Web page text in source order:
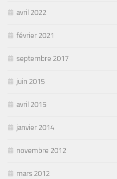
avril 2022
février 2021
septembre 2017
juin 2015
avril 2015
janvier 2014
novembre 2012
mars 2012